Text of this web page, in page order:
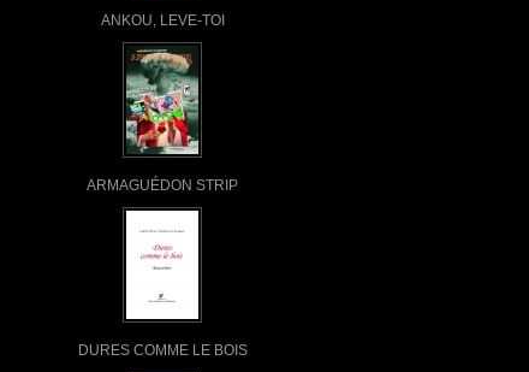
ANKOU, LEVE-TOI
ARMAGUÉDON STRIP
DURES COMME LE BOIS